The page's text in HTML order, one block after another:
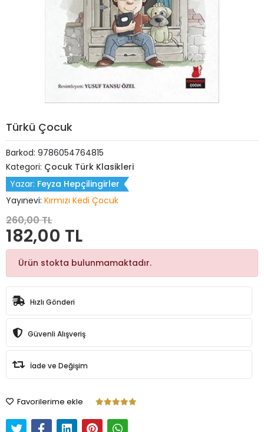
Türkü Çocuk
Barkod: 9786054764815
Kategori: Çocuk Türk Klasikleri
Yazar: Feyza Hepçilingirler
Yayınevi: Kırmızı Kedi Çocuk
260,00 TL
182,00 TL
Ürün stokta bulunmamaktadır.
Hızlı Gönderi
Güvenli Alışveriş
İade ve Değişim
Favorilerime ekle